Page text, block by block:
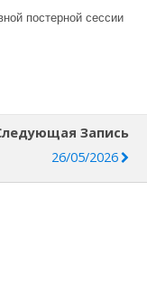
постерной сессии
Запись
26/05/2026